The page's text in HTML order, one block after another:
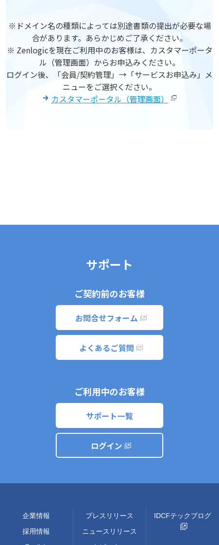
※ドメイン名の種類によっては別途書類の提出が必要な場
合があります。あらかじめご了承ください。
※ Zenlogicを現在ご利用中のお客様は、カスタマーポータ
ル（管理画面）からお申込みください。
ログイン後、「会員/契約管理」→「サービスお申込み」メ
ニューをご選択ください。
カスタマーポータル（管理画面）
サポート
ご契約前のお客様
お問合せフォーム
よくあるご質問
ご利用中のお客様
サポート一覧
ログイン
企業情報
採用情報
プレスリリース
ニュースリリース
IDCFテックブログ